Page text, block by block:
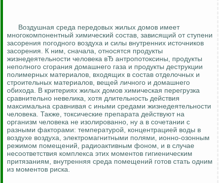
Воздушная среда передовых жилых домов имеет
многокомпонентный химический состав, зависящий от ступени
засорения погодного воздуха и силы внутренних источников
засорения. К ним, сначала, относятся продукты
жизнедеятельности человека вЂ антропотоксины, продукты
неполного сгорания домашнего газа и продукты деструкции
полимерных материалов, входящих в состав отделочных и
строительных материалов, вещей личного и домашнего
обихода. В критериях жилых домов химическая перегрузка
сравнительно невелика, хотя длительность действия
максимальна сравнивая с иными средами жизнедеятельности
человека. Также, токсические препарата действуют на
организм человека не изолированно, ну а в сочетании с
разными факторами: температурой, концентрацией воды в
воздухе воздуха, электромагнитными полями, ионно-озонным
режимом помещений, радиоактивным фоном, и в случае
несоответствия комплекса этих моментов гигиеническим
притязаниям, внутренняя среда помещений готов стать одним
из моментов риска.